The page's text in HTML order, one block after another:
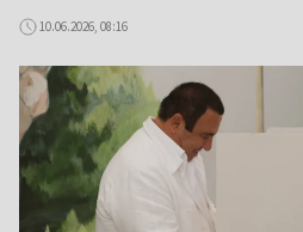
10.06.2026, 08:16